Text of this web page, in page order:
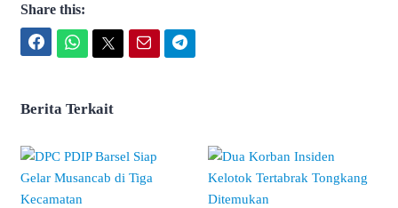
Share this:
Berita Terkait